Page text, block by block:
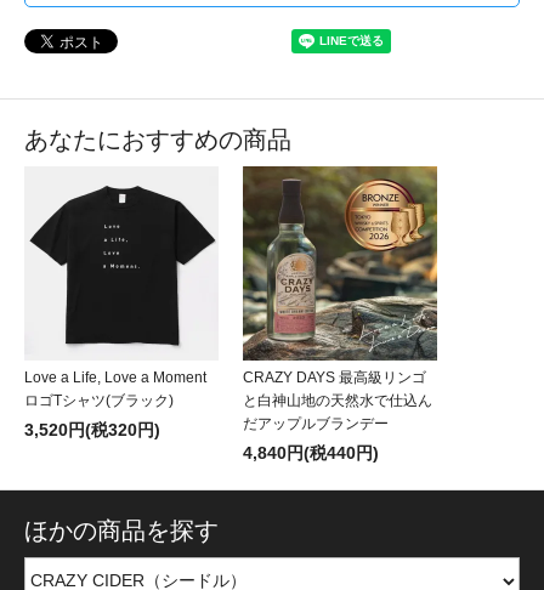
あなたにおすすめの商品
Love a Life, Love a Moment
ロゴTシャツ(ブラック)
3,520円(税320円)
CRAZY DAYS 最高級リンゴ
と白神山地の天然水で仕込ん
だアップルブランデー
4,840円(税440円)
ほかの商品を探す